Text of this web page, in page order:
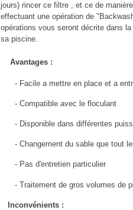
jours) rincer ce filtre , et ce de
effectuant une opération de
opérations vous seront décrite dans
sa piscine.
Avantages :
- Facile a mettre en place et a
- Compatible avec le floculant
- Disponible dans différentes
- Changement du sable que tout
- Pas d'entretien particulier
- Traitement de gros volumes de
Inconvénients :